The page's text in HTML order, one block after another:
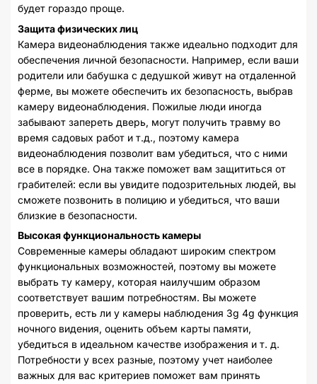
будет гораздо проще.
Защита физических лиц
Камера видеонаблюдения также идеально подходит для
обеспечения личной безопасности. Например, если ваши
родители или бабушка с дедушкой живут на отдаленной
ферме, вы можете обеспечить их безопасность, выбрав
камеру видеонаблюдения. Пожилые люди иногда
забывают запереть дверь, могут получить травму во
время садовых работ и т.д., поэтому камера
видеонаблюдения позволит вам убедиться, что с ними
все в порядке. Она также поможет вам защититься от
грабителей: если вы увидите подозрительных людей, вы
сможете позвонить в полицию и убедиться, что ваши
близкие в безопасности.
Высокая функциональность камеры
Современные камеры обладают широким спектром
функциональных возможностей, поэтому вы можете
выбрать ту камеру, которая наилучшим образом
соответствует вашим потребностям. Вы можете
проверить, есть ли у камеры наблюдения 3g 4g функция
ночного видения, оценить объем карты памяти,
убедиться в идеальном качестве изображения и т. д.
Потребности у всех разные, поэтому учет наиболее
важных для вас критериев поможет вам принять